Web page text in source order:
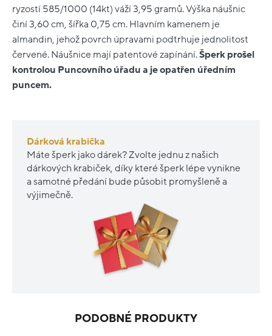
ryzostí 585/1000 (14kt) váží 3,95 gramů. Výška náušnic
činí 3,60 cm, šířka 0,75 cm. Hlavním kamenem je
almandin, jehož povrch úpravami podtrhuje jednolitost
červené. Náušnice mají patentové zapínání.Šperk prošel
kontrolou Puncovního úřadu a je opatřen úředním
puncem.
Dárková krabička
Máte šperk jako dárek? Zvolte jednu z našich
dárkových krabiček, díky které šperk lépe vynikne
a samotné předání bude působit promyšleně a
výjimečně.
PODOBNÉ PRODUKTY